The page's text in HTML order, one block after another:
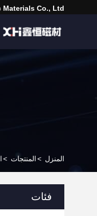
Co., Ltd
المنزل >المنتجات >
فئات